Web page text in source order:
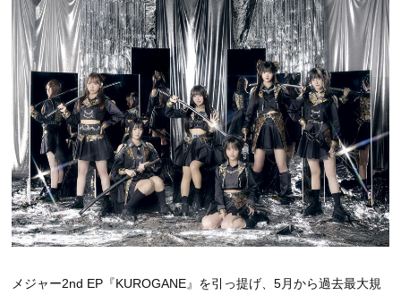
メジャー2nd EP『KUROGANE』を引っ提げ、5月から過去最大規